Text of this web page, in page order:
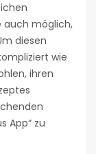
auch möglich,
diesen
wie
ihren
App“ zu